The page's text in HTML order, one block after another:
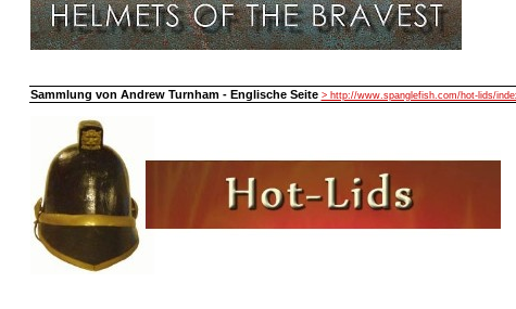
Sammlung von Andrew Turnham - Englische Seite > http://www.spanglefish.com/hot-lids/